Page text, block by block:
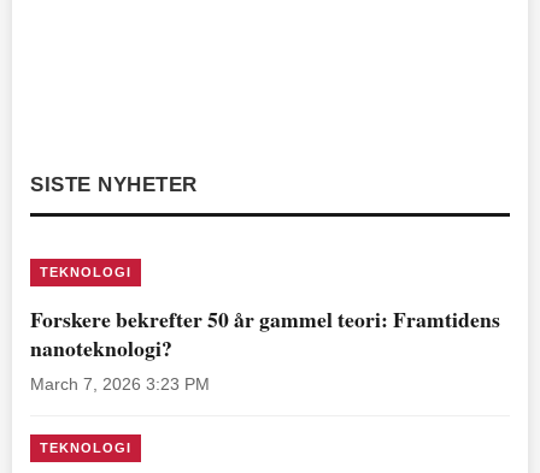
SISTE NYHETER
TEKNOLOGI
Forskere bekrefter 50 år gammel teori: Framtidens
nanoteknologi?
March 7, 2026 3:23 PM
TEKNOLOGI